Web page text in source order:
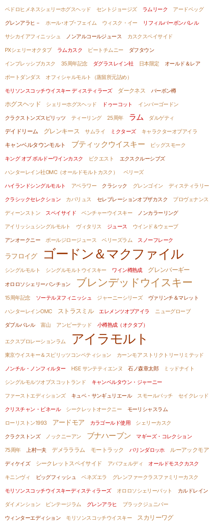
ペドロヒメネスシェリーホグスヘッド
セントジョージズ ラムリーク
アードベッグ
グレンアラヒ－
ホール･オブ･フェイム ウィスク・イー
リフィルバーボンバレル
サシカイアフィニッシュ
ノンアルコールジュース
カスクスペイサイド
PXシェリーオクタブ
ラムカスク ピートチムニー
ダフタウン
インプレッシブカスク
35周年記念 ダグラスレイン社 日本限定
オールド＆レア
ポートダンダス
オフィシャルモルト（蒸留所元詰め）
モリソンスコッチウイスキー ディスティラーズ
ダークネス バーボン樽
ホグスヘッド シェリーホグスヘッド ドゥーコット
インバーゴードン
クラクストンズスピリッツ
ティーリング 25周年 ラム
ダルゲティ
デイドリーム
グレンキース サムライ ミクターズ
キャラクターオブアイラ
キャンベルタウンモルト
ブティックウイスキー
ビッグスモーク
キング オブ ボルドーワインカスク
ビクエスト
エクスクルーシブズ
ハンターレイン社OMC（オールドモルトカスク）
ベリーズ
ハイランドシングルモルト
アベラワー クラシック グレンゴイン
ディスティラリー
クラシックセレクション
カバリュス セレブレーションオブザカスク
プロヴェナンス
ディーンストン
スペイサイド ベンチャーウイスキー
ノンカラーリング
アイリッシュシングルモルト
ヴィタリス ジュース
ウインド＆ウェーブ
アンオークニー
ポールジロージュース ベリーズラム スノーフレーク
ラフロイグ ゴードン＆マクファイル
シングルモルト シングルモルトウイスキー ワイン樽熟成 グレンバーギー
オロロソシェリーパンチョン ブレンデッドウイスキー
15周年記念 ソーテルヌフィニッシュ ジャーニーシリーズ
ヴァリンチ＆マレット
ハンターレインOMC
ストラスミル エレメンツオブアイラ
ニューグローブ
ダブルバレル
富山 アンピーテッド 小樽熟成（オクタブ）
エクスプロレーションラム アイラモルト
東京ウイスキー＆スピリッツコンペティション
カーンモア ストリクトリーリミテッド
ノンチル・ノンフィルター
HSE サンテティエンヌ 石ノ森章太郎
ミッドナイト
シングルモルツオブスコットランド
キャンベルタウン・ジャーニー
ファーストエディションズ
キュベ・サンギュリエール スモールバッチ
セイクレッド
クリスチャン・ビネール
シークレットオークニー
モーリシャスラム
ローリストン1993
アードモア カラゴールド使用
シェリーカスク
クラクストンズ
ノックニーアン ブナハーブン
マギーズ・コレクション
75周年
上村一夫 デメラララム モートラック バリンダロッホ ルーアックモア
ディケイズ シークレットスペイサイド アバフェルディ
オールドモスクカスク
キニンヴィ
ビッグフィッシュ ベネズエラ
グレンファークラスファミリーカスク
モリソンスコッチウイスキーディスティラーズ
オロロソシェリーバット
カルドレイン
ダイメンション
ビンテージラム グレンアラヒ
ブラックジュニパー
ウィンターエディション
モリソンスコッチウイスキー スカリーワグ